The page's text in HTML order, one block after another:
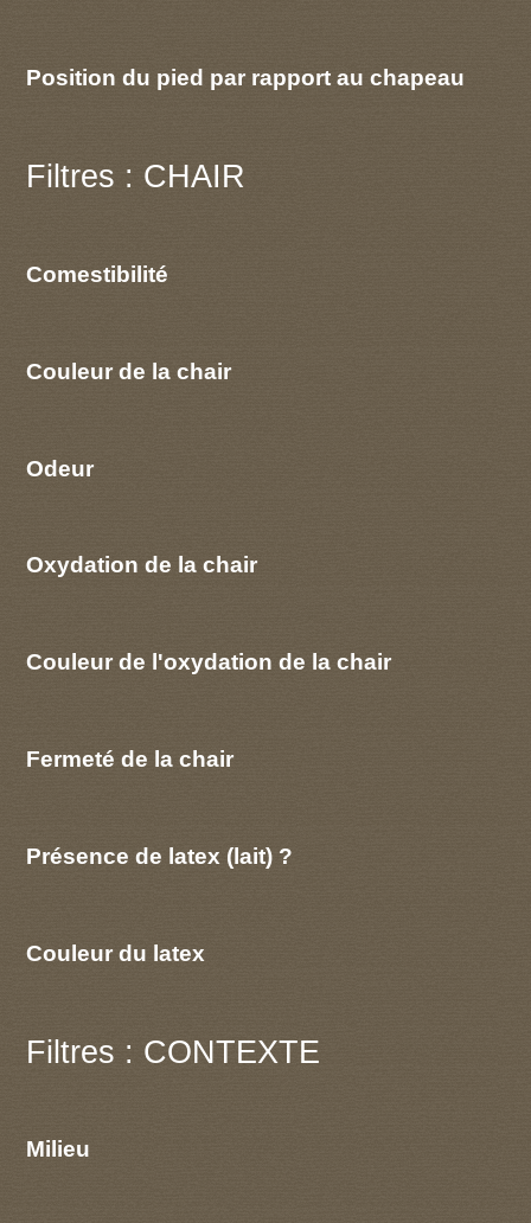
Position du pied par rapport au chapeau
Filtres : CHAIR
Comestibilité
Couleur de la chair
Odeur
Oxydation de la chair
Couleur de l'oxydation de la chair
Fermeté de la chair
Présence de latex (lait) ?
Couleur du latex
Filtres : CONTEXTE
Milieu